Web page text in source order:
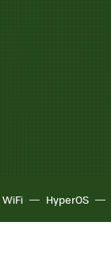
WiFi HyperOS